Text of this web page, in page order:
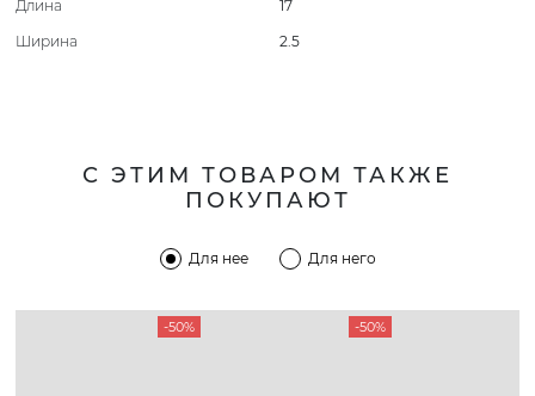
Длина
17
Ширина
2.5
С ЭТИМ ТОВАРОМ ТАКЖЕ
ПОКУПАЮТ
Для нее Для него
-50% -50%